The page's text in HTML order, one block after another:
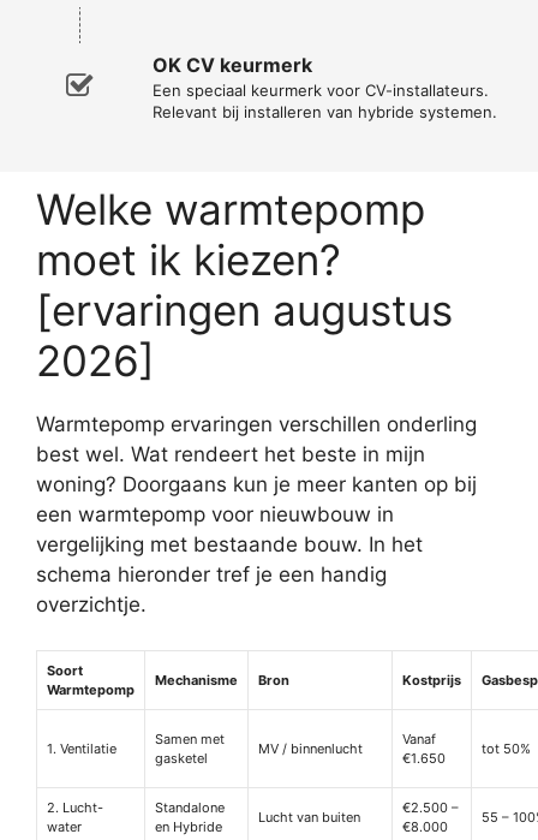
OK CV keurmerk
Een speciaal keurmerk voor CV-installateurs.
Relevant bij installeren van hybride systemen.
Welke warmtepomp
moet ik kiezen?
[ervaringen augustus
2026]
Warmtepomp ervaringen verschillen onderling
best wel. Wat rendeert het beste in mijn
woning? Doorgaans kun je meer kanten op bij
een warmtepomp voor nieuwbouw in
vergelijking met bestaande bouw. In het
schema hieronder tref je een handig
overzichtje.
Soort
Warmtepomp
Mechanisme Bron Kostprijs
1. Ventilatie
Samen met
gasketel
MV / binnenlucht
Vanaf
€1.650
tot 50%
2. Lucht-
water
Standalone
en Hybride
Lucht van buiten
€2.500 –
€8.000
55 –